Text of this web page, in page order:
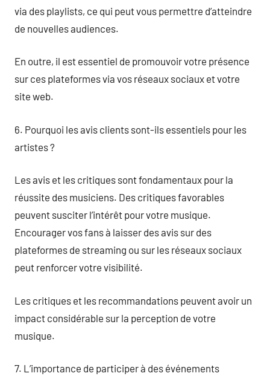
via des playlists, ce qui peut vous permettre d’atteindre
de nouvelles audiences.
En outre, il est essentiel de promouvoir votre présence
sur ces plateformes via vos réseaux sociaux et votre
site web.
6. Pourquoi les avis clients sont-ils essentiels pour les
artistes ?
Les avis et les critiques sont fondamentaux pour la
réussite des musiciens. Des critiques favorables
peuvent susciter l’intérêt pour votre musique.
Encourager vos fans à laisser des avis sur des
plateformes de streaming ou sur les réseaux sociaux
peut renforcer votre visibilité.
Les critiques et les recommandations peuvent avoir un
impact considérable sur la perception de votre
musique.
7. L’importance de participer à des événements